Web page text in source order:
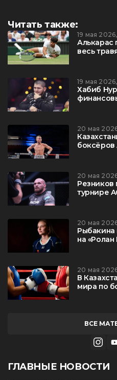
Читать также:
19 мая
Алькарас
весь
19 мая
Хабиб
20 мая
боксёров
20 мая
Резников
турнире
20 мая
на «Ролан
20 мая
В
мира по
ВСЕ
ГЛАВНЫЕ НОВОСТИ